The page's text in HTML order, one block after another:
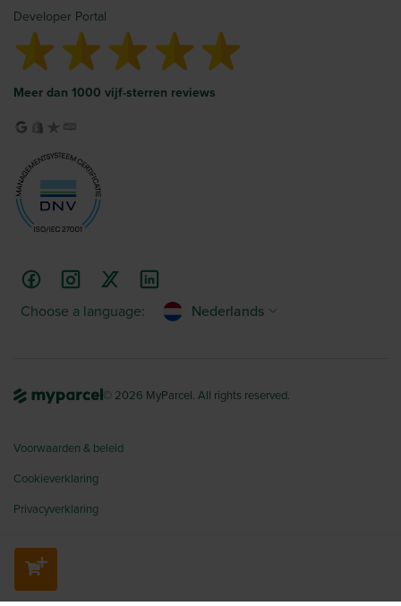
Developer Portal
Meer dan 1000 vijf-sterren reviews
Choose a language: Nederlands
© 2026 MyParcel. All rights reserved.
Voorwaarden & beleid
Cookieverklaring
Privacyverklaring